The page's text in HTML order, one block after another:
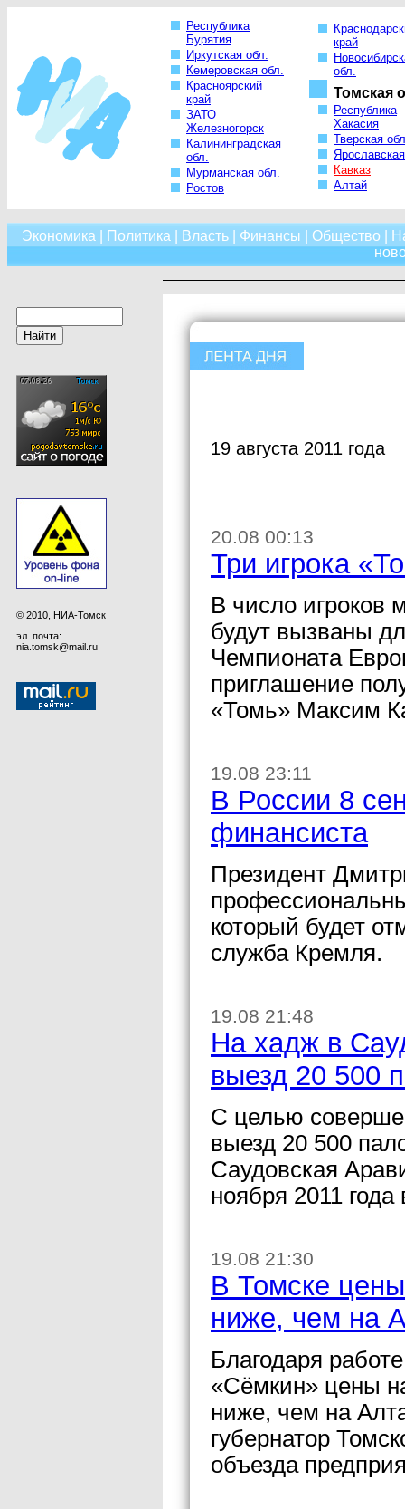
Республика
Бурятия
Иркутская обл.
Кемеровская обл.
Красноярский
край
ЗАТО
Железногорск
Калининградская
обл.
Мурманская обл.
Ростов
край
обл.
Томская
Республика
Хакасия
Тверская
Кавказ
Алтай
Экономика Политика Власть| Финансы Общество
© 2010, НИА-Томск
эл. почта:
nia.tomsk@mail.ru
19 августа 2011 года
20.08 00:13
Три игрока
В число игроков
будут вызваны
Чемпионата
приглашение
«Томь» Максим
19.08 23:11
В России 8
финансиста
Президент
который будет
служба Кремля.
19.08 21:48
На хадж в
выезд 20 500
С целью
выезд 20 500
Саудовская
ноября 2011
19.08 21:30
В Томске
ниже, чем на
Благодаря
«Сёмкин» цены
ниже, чем на
губернатор
объезда